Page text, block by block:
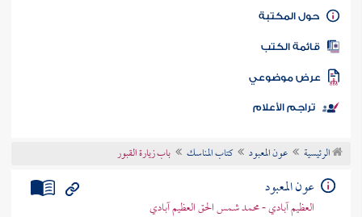
كتاب الأمة
المكتبة
الكتب
موضوعي
تراجم الأعلام
الرئيسية عون المعبود كتاب المناسك باب زيارة القبور
عون المعبود
العظيم آبادي - محمد شمس الحق العظيم آبادي